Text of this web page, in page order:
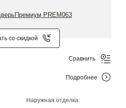
со скидкой
Наружная отделка:
Сравнить
Подробнее